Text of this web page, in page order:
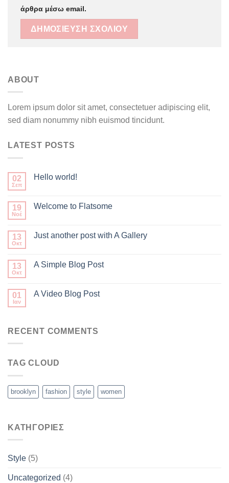
άρθρα μέσω email.
ABOUT
Lorem ipsum dolor sit amet, consectetuer adipiscing elit,
sed diam nonummy nibh euismod tincidunt.
LATEST POSTS
02
Σεπ
Hello world!
19
Νοέ
Welcome to Flatsome
13
Οκτ
Just another post with A Gallery
13
Οκτ
A Simple Blog Post
01
Ιαν
A Video Blog Post
RECENT COMMENTS
TAG CLOUD
brooklyn fashion style women
KΑΤΗΓΟΡΊΕΣ
Style (5)
Uncategorized (4)